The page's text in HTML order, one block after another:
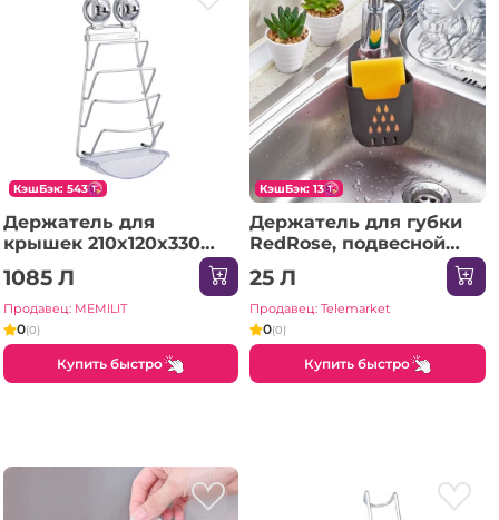
КэшБэк: 543
Держатель для
крышек 210x120x330
mm хром E
1085 Л
Продавец: MEMILIT
0(0)
Купить быстро
КэшБэк: 13
Держатель для губки
RedRose, подвесной
для раковины, 9×17 см
25 Л
Продавец: Telemarket
0(0)
Купить быстро